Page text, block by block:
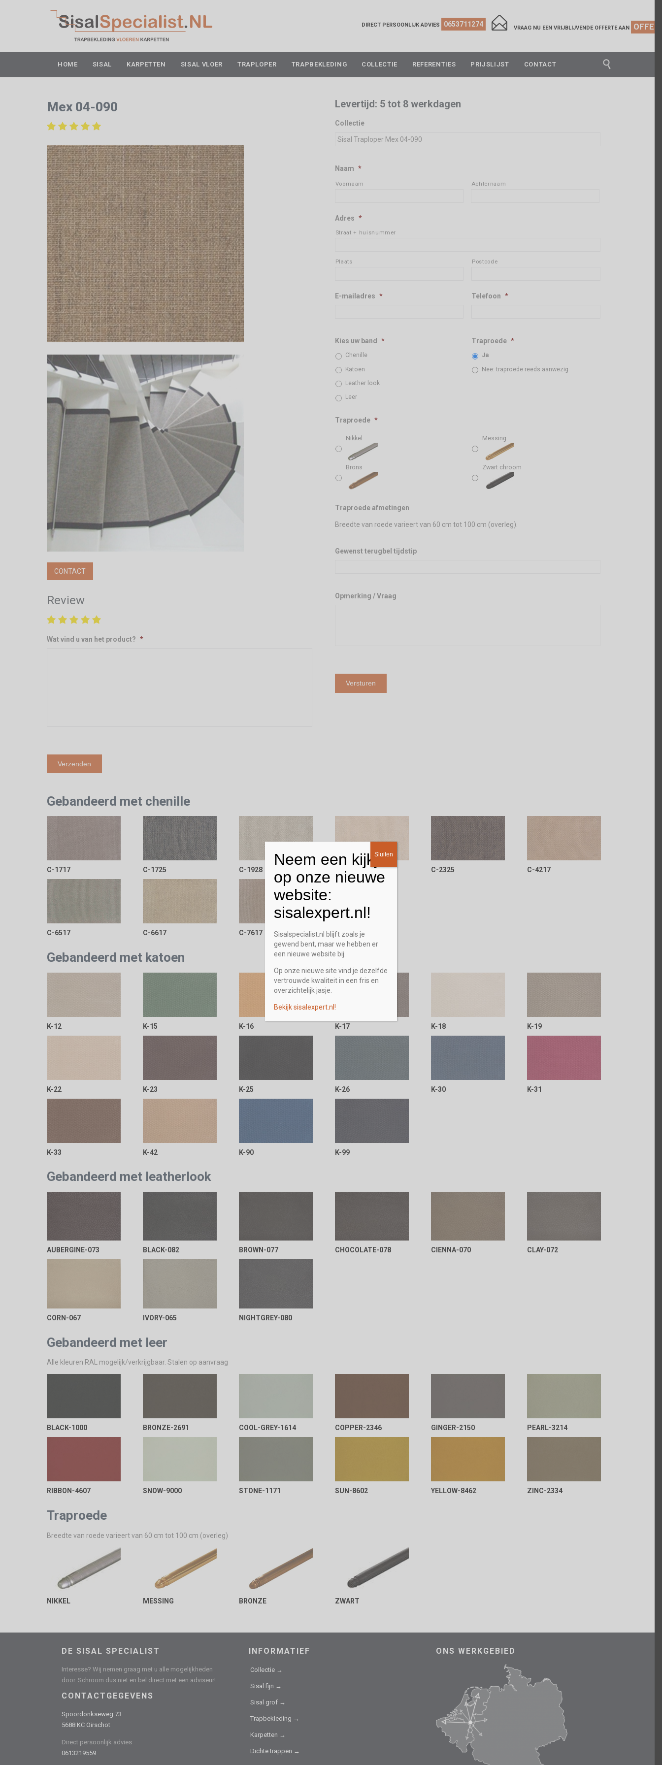
DIRECT PERSOONLIJK ADVIES 0653711274  VRAAG NU EEN VRIJBLIJVENDE OFFERTE AAN
to
content
HOME SISAL KARPETTEN SISAL VLOER TRAPLOPER TRAPBEKLEDING COLLECTIE REFERENTIES PRIJSLIJST CONTACT 
Mex 04-090
CONTACT
Review
Wat vind u van het product? *
Levertijd: 5 tot 8 werkdagen
Collectie
Naam *
Voornaam Achternaam
Adres *
Straat + huisnummer
Plaats Postcode
E-mailadres * Telefoon *
Kies uw band *
Chenille
Katoen
Leather look
Leer
Traproede *
Ja
Nee: traproede reeds aanwezig
Traproede *
Nikkel Messing
Brons Zwart chroom
Traproede afmetingen
Breedte van roede varieert van 60 cm tot 100 cm (overleg).
Gewenst terugbel tijdstip
Opmerking / Vraag
Gebandeerd met chenille
C-1717 C-1725 C-1928 C-2228 C-2325 C-4217
C-6517 C-6617 C-7617
Gebandeerd met katoen
K-12 K-15 K-16 K-17 K-18 K-19
K-22 K-23 K-25 K-26 K-30 K-31
K-33 K-42 K-90 K-99
Gebandeerd met leatherlook
AUBERGINE-073 BLACK-082 BROWN-077 CHOCOLATE-078 CIENNA-070 CLAY-072
CORN-067 IVORY-065 NIGHTGREY-080
Gebandeerd met leer
Alle kleuren RAL mogelijk/verkrijgbaar. Stalen op aanvraag
BLACK-1000 BRONZE-2691 COOL-GREY-1614 COPPER-2346 GINGER-2150 PEARL-3214
RIBBON-4607 SNOW-9000 STONE-1171 SUN-8602 YELLOW-8462 ZINC-2334
Traproede
Breedte van roede varieert van 60 cm tot 100 cm (overleg)
NIKKEL MESSING BRONZE ZWART
DE SISAL SPECIALIST
Interesse? Wij nemen graag met u alle mogelijkheden
door. Schroom dus niet en bel direct met een adviseur!
CONTACTGEGEVENS
Spoordonkseweg 73
5688 KC Oirschot
Direct persoonlijk advies
0613219559
INFORMATIEF
Collectie →
Sisal fijn →
Sisal grof →
Trapbekleding →
Karpetten →
Dichte trappen →
ONS WERKGEBIED
Neem een kijkje
op onze nieuwe
website:
sisalexpert.nl!
Sisalspecialist.nl blijft zoals je
gewend bent, maar we hebben er
een nieuwe website bij.
Op onze nieuwe site vind je dezelfde
vertrouwde kwaliteit in een fris en
overzichtelijk jasje.
Bekijk sisalexpert.nl!
Sluiten